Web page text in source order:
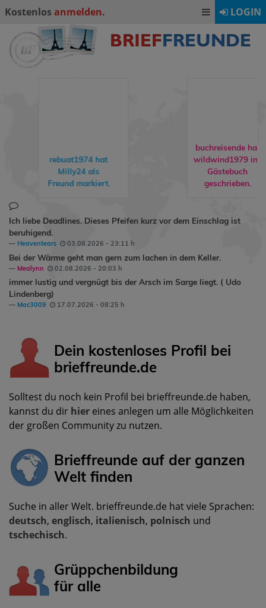
Kostenlos anmelden. LOGIN
rebuat1974hat
Milly24als
Freund markiert.
buchreisende hat
wildwind1979ins
Gästebuch
geschrieben.
Ich liebe Deadlines. Dieses Pfeifen kurz vor dem Einschlag ist
beruhigend.
Heaventears 03.08.2026 - 23:11 h
Bei der Wärme geht man gern zum lachen in dem Keller.
Mealynn 02.08.2026 - 20:03 h
immer lustig und vergnügt bis der Arsch im Sarge liegt. ( Udo
Lindenberg)
Mac3009 17.07.2026 - 08:25 h
Dein kostenloses Profil bei
brieffreunde.de
Solltest du noch kein Profil bei brieffreunde.de haben,
kannst du dir hier eines anlegen um alle Möglichkeiten
der großen Community zu nutzen.
Brieffreunde auf der ganzen
Welt finden
Suche in aller Welt. brieffreunde.de hat viele Sprachen:
deutsch, englisch, italienisch, polnisch und
tschechisch.
Grüppchenbildung
für alle